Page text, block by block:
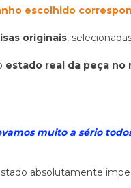
escolhido
originais,
estado real da peça no
muito a sério
absolutamente